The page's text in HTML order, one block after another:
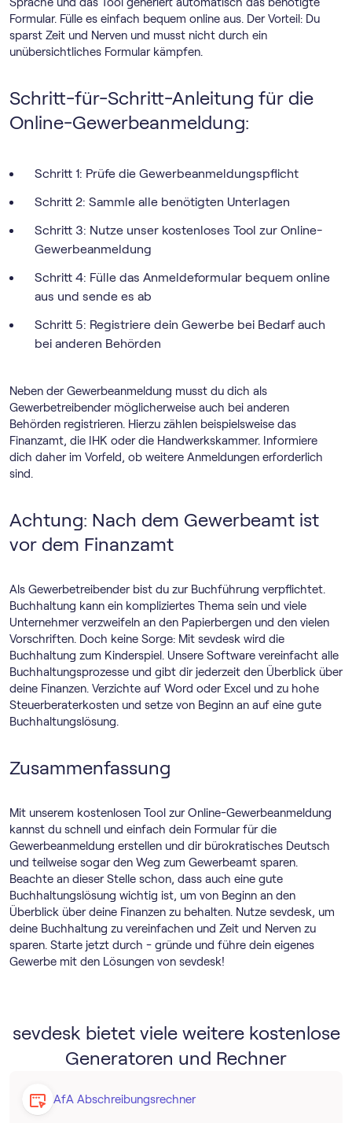
Sprache und das Tool generiert automatisch das benötigte
Formular. Fülle es einfach bequem online aus. Der Vorteil: Du
sparst Zeit und Nerven und musst nicht durch ein
unübersichtliches Formular kämpfen.
Schritt-für-Schritt-Anleitung für die
Online-Gewerbeanmeldung:
Schritt 1: Prüfe die Gewerbeanmeldungspflicht
Schritt 2: Sammle alle benötigten Unterlagen
Schritt 3: Nutze unser kostenloses Tool zur Online-
Gewerbeanmeldung
Schritt 4: Fülle das Anmeldeformular bequem online
aus und sende es ab
Schritt 5: Registriere dein Gewerbe bei Bedarf auch
bei anderen Behörden
Neben der Gewerbeanmeldung musst du dich als
Gewerbetreibender möglicherweise auch bei anderen
Behörden registrieren. Hierzu zählen beispielsweise das
Finanzamt, die IHK oder die Handwerkskammer. Informiere
dich daher im Vorfeld, ob weitere Anmeldungen erforderlich
sind.
Achtung: Nach dem Gewerbeamt ist
vor dem Finanzamt
Als Gewerbetreibender bist du zur Buchführung verpflichtet.
Buchhaltung kann ein kompliziertes Thema sein und viele
Unternehmer verzweifeln an den Papierbergen und den vielen
Vorschriften. Doch keine Sorge: Mit sevdesk wird die
Buchhaltung zum Kinderspiel. Unsere Software vereinfacht alle
Buchhaltungsprozesse und gibt dir jederzeit den Überblick über
deine Finanzen. Verzichte auf Word oder Excel und zu hohe
Steuerberaterkosten und setze von Beginn an auf eine gute
Buchhaltungslösung.
Zusammenfassung
Mit unserem kostenlosen Tool zur Online-Gewerbeanmeldung
kannst du schnell und einfach dein Formular für die
Gewerbeanmeldung erstellen und dir bürokratisches Deutsch
und teilweise sogar den Weg zum Gewerbeamt sparen.
Beachte an dieser Stelle schon, dass auch eine gute
Buchhaltungslösung wichtig ist, um von Beginn an den
Überblick über deine Finanzen zu behalten. Nutze sevdesk, um
deine Buchhaltung zu vereinfachen und Zeit und Nerven zu
sparen. Starte jetzt durch - gründe und führe dein eigenes
Gewerbe mit den Lösungen von sevdesk!
sevdesk bietet viele weitere kostenlose
Generatoren und Rechner
AfA Abschreibungs­rechner